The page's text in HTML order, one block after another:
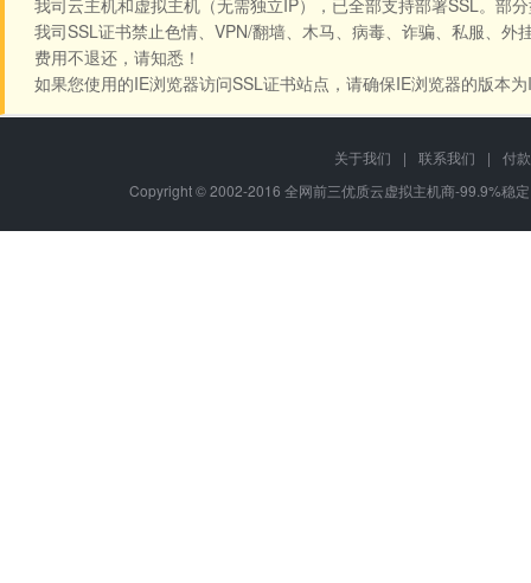
我司云主机和虚拟主机（无需独立IP），已全部支持部署SSL。部
我司SSL证书禁止色情、VPN/翻墙、木马、病毒、诈骗、私服、
费用不退还，请知悉！
如果您使用的IE浏览器访问SSL证书站点，请确保IE浏览器的版本
关于我们 | 联系我们 |
付
Copyright © 2002-2016 全网前三优质云虚拟主机商-99.9%稳